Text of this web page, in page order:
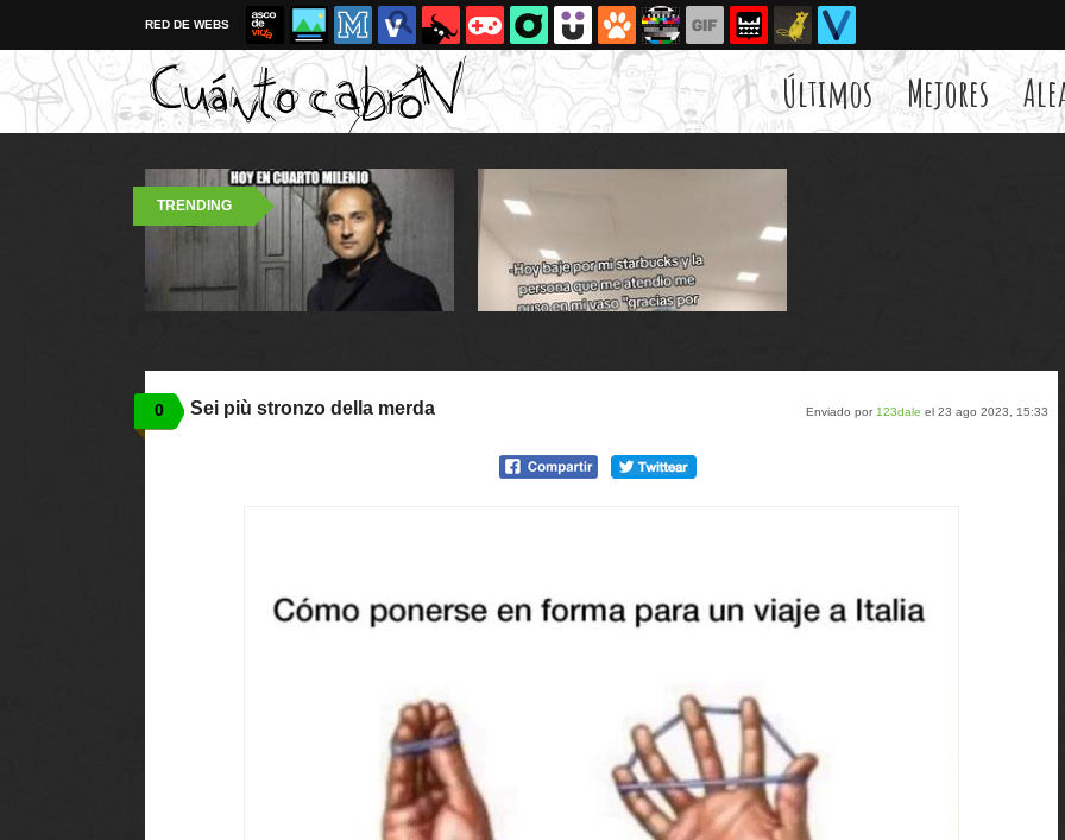
RED DE WEBS
Últimos Mejores
TRENDING
0 Enviado por 123dale el 23 ago 2023, 15:33
Sei più stronzo della merda